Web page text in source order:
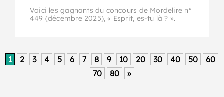
Voici les gagnants du concours de Mordelire n°
449 (décembre 2025), « Esprit, es-tu là ? ».
1 2 3 4 5 6 7 8 9 10 20 30 40 50
60
70
80 »